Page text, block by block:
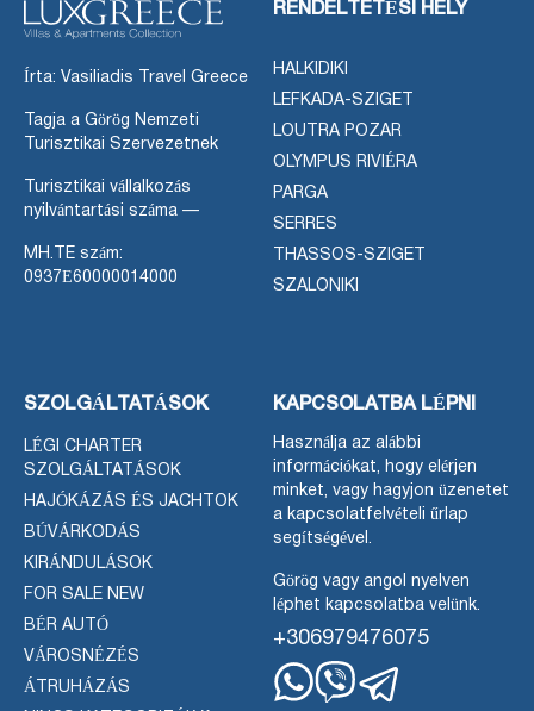
Írta: Vasiliadis Travel Greece
Tagja a Görög Nemzeti
Turisztikai Szervezetnek
Turisztikai vállalkozás
nyilvántartási száma —
MH.TE szám:
0937Ε60000014000
RENDELTETÉSI HELY
HALKIDIKI
LEFKADA-SZIGET
LOUTRA POZAR
OLYMPUS RIVIÉRA
PARGA
SERRES
THASSOS-SZIGET
SZALONIKI
SZOLGÁLTATÁSOK
LÉGI CHARTER
SZOLGÁLTATÁSOK
HAJÓKÁZÁS ÉS JACHTOK
BÚVÁRKODÁS
KIRÁNDULÁSOK
FOR SALE NEW
BÉR AUTÓ
VÁROSNÉZÉS
ÁTRUHÁZÁS
KAPCSOLATBA LÉPNI
Használja az alábbi
információkat, hogy elérjen
minket, vagy hagyjon üzenetet
a kapcsolatfelvételi űrlap
segítségével.
Görög vagy angol nyelven
léphet kapcsolatba velünk.
+306979476075